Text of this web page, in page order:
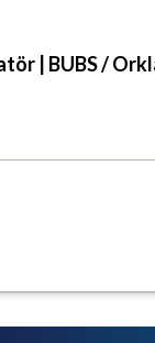
| BUBS /